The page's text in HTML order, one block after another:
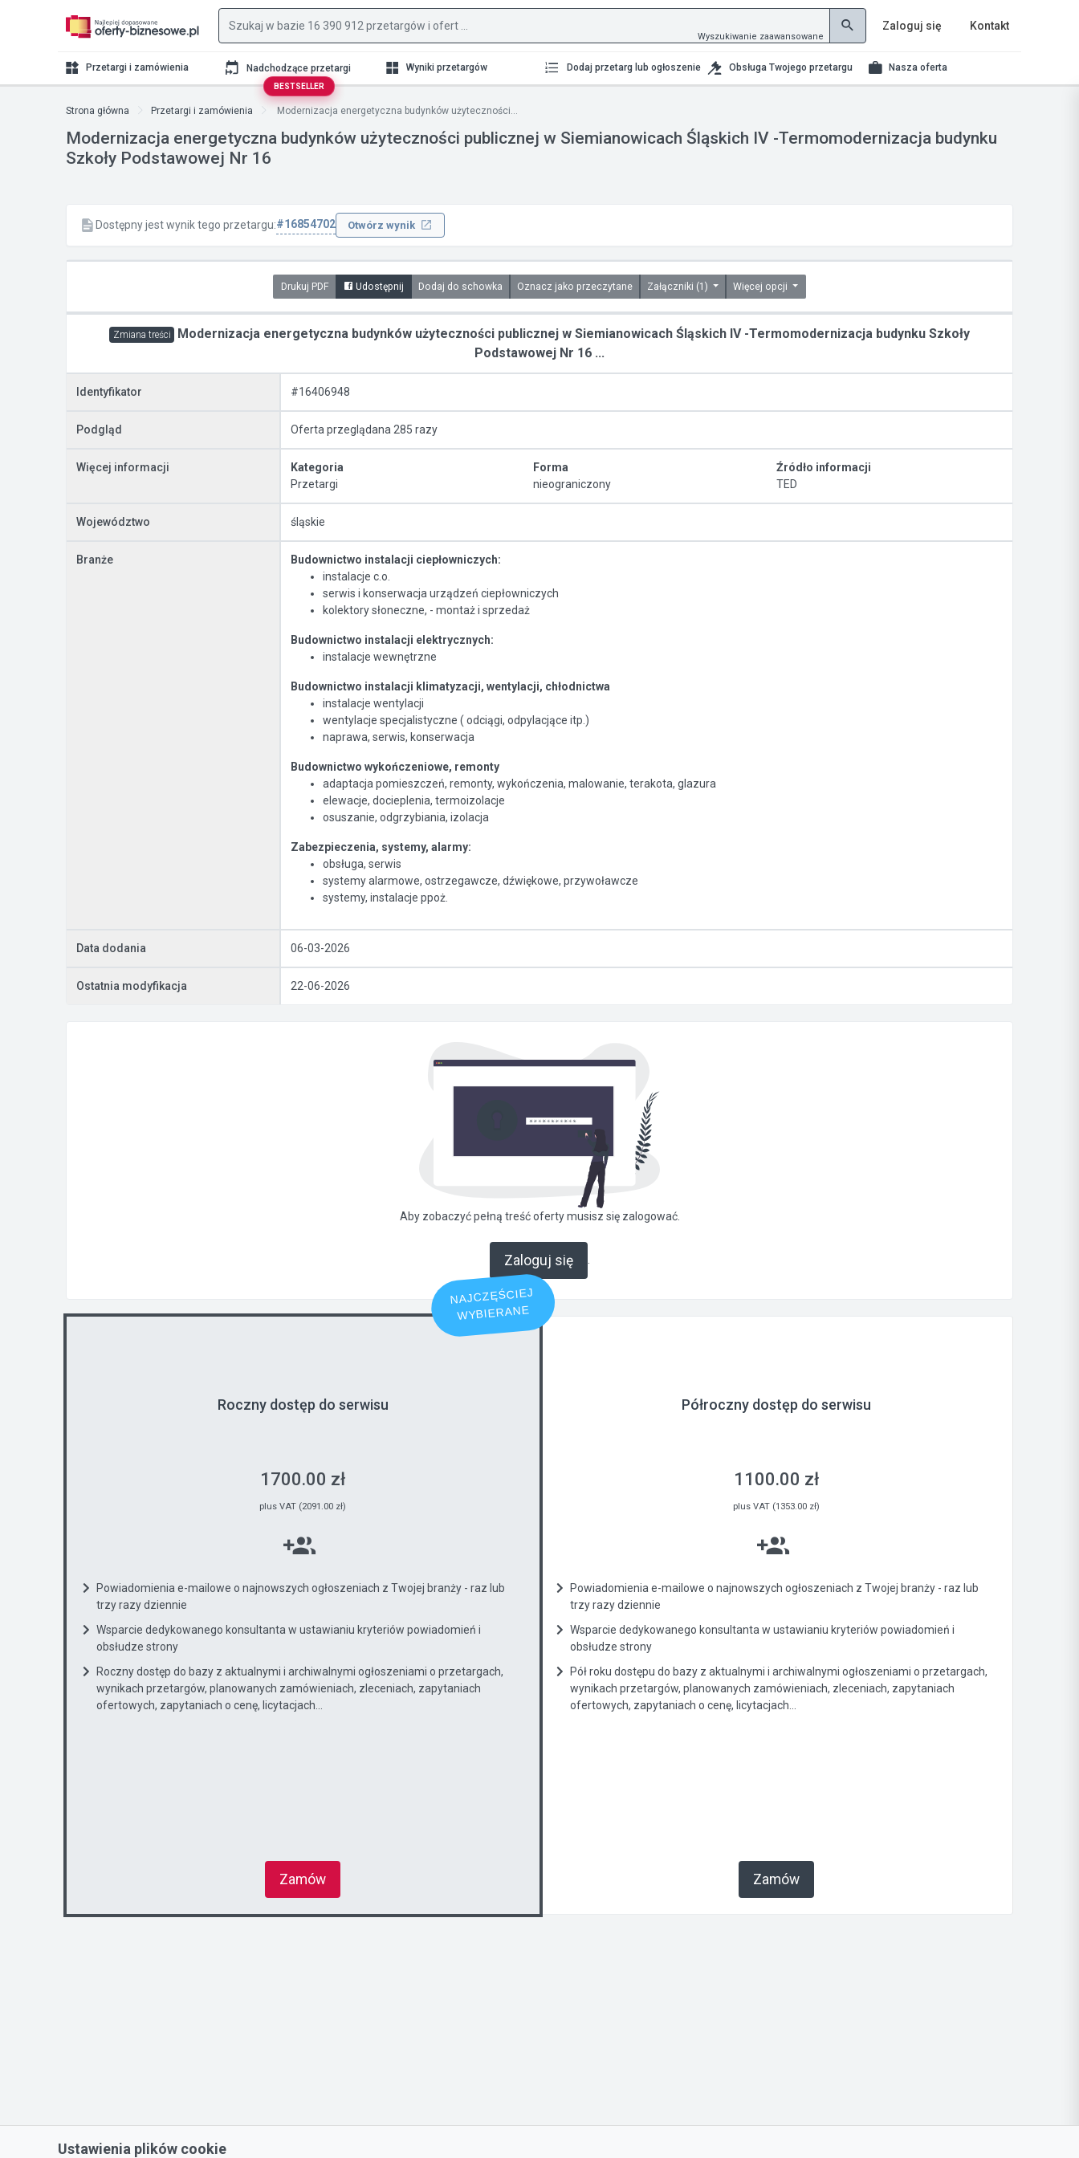
Wyszukiwanie zaawansowane
Zaloguj się Kontakt
Przetargi i zamówienia Nadchodzące przetargi
BESTSELLER
Wyniki przetargów Dodaj przetarg lub ogłoszenie Obsługa Twojego przetargu Nasza oferta
Strona główna Przetargi i zamówienia Modernizacja energetyczna budynków użyteczności...
Modernizacja energetyczna budynków użyteczności publicznej w Siemianowicach Śląskich IV -Termomodernizacja budynku
Szkoły Podstawowej Nr 16
Dostępny jest wynik tego przetargu:#16854702 Otwórz wynik
Drukuj PDF Udostępnij Dodaj do schowka Oznacz jako przeczytane Załączniki (1) Więcej opcji
Zmiana treści
Modernizacja energetyczna budynków użyteczności publicznej w Siemianowicach Śląskich IV -Termomodernizacja budynku Szkoły
Podstawowej Nr 16 ...
Identyfikator #16406948
Podgląd Oferta przeglądana 285 razy
Więcej informacji
Kategoria
Przetargi
Forma
nieograniczony
Źródło informacji
TED
Województwo śląskie
Branże
Budownictwo instalacji ciepłowniczych:
instalacje c.o.
serwis i konserwacja urządzeń ciepłowniczych
kolektory słoneczne, - montaż i sprzedaż
Budownictwo instalacji elektrycznych:
instalacje wewnętrzne
Budownictwo instalacji klimatyzacji, wentylacji, chłodnictwa
instalacje wentylacji
wentylacje specjalistyczne ( odciągi, odpylacjące itp.)
naprawa, serwis, konserwacja
Budownictwo wykończeniowe, remonty
adaptacja pomieszczeń, remonty, wykończenia, malowanie, terakota, glazura
elewacje, docieplenia, termoizolacje
osuszanie, odgrzybiania, izolacja
Zabezpieczenia, systemy, alarmy:
obsługa, serwis
systemy alarmowe, ostrzegawcze, dźwiękowe, przywoławcze
systemy, instalacje ppoż.
Data dodania 06-03-2026
Ostatnia modyfikacja 22-06-2026
Aby zobaczyć pełną treść oferty musisz się zalogować.
Zaloguj się
NAJCZĘŚCIEJ
WYBIERANE
Roczny dostęp do serwisu
1700.00 zł
plus VAT (2091.00 zł)
Powiadomienia e-mailowe o najnowszych ogłoszeniach z Twojej branży - raz lub
trzy razy dziennie
Wsparcie dedykowanego konsultanta w ustawianiu kryteriów powiadomień i
obsłudze strony
Roczny dostęp do bazy z aktualnymi i archiwalnymi ogłoszeniami o przetargach,
wynikach przetargów, planowanych zamówieniach, zleceniach, zapytaniach
ofertowych, zapytaniach o cenę, licytacjach...
Zamów
Półroczny dostęp do serwisu
1100.00 zł
plus VAT (1353.00 zł)
Powiadomienia e-mailowe o najnowszych ogłoszeniach z Twojej branży - raz lub
trzy razy dziennie
Wsparcie dedykowanego konsultanta w ustawianiu kryteriów powiadomień i
obsłudze strony
Pół roku dostępu do bazy z aktualnymi i archiwalnymi ogłoszeniami o przetargach,
wynikach przetargów, planowanych zamówieniach, zleceniach, zapytaniach
ofertowych, zapytaniach o cenę, licytacjach...
Zamów
Ustawienia plików cookie